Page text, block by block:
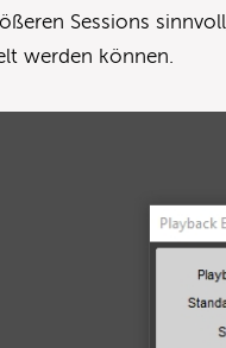
Sessions
werden können.